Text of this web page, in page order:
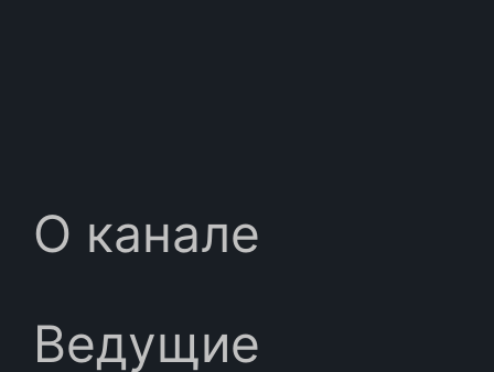
О канале
Ведущие